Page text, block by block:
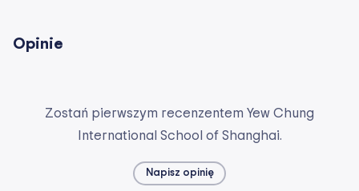
Opinie
Zostań pierwszym recenzentem Yew Chung
International School of Shanghai.
Napisz opinię